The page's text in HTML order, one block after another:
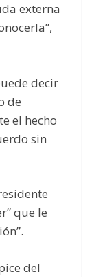
externa
decir
de
el hecho
sin
que le
del